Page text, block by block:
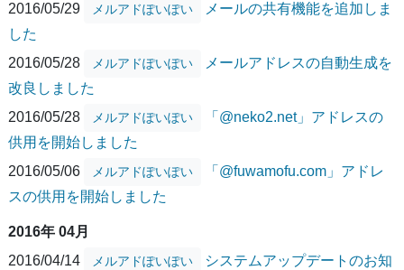
2016/05/29
メルアドぽいぽい
メールの共有機能を追加しま
した
2016/05/28
メルアドぽいぽい
メールアドレスの自動生成を
改良しました
2016/05/28
メルアドぽいぽい
「@neko2.net」アドレスの
供用を開始しました
2016/05/06
メルアドぽいぽい
「@fuwamofu.com」アドレ
スの供用を開始しました
2016年 04月
2016/04/14
メルアドぽいぽい
システムアップデートのお知